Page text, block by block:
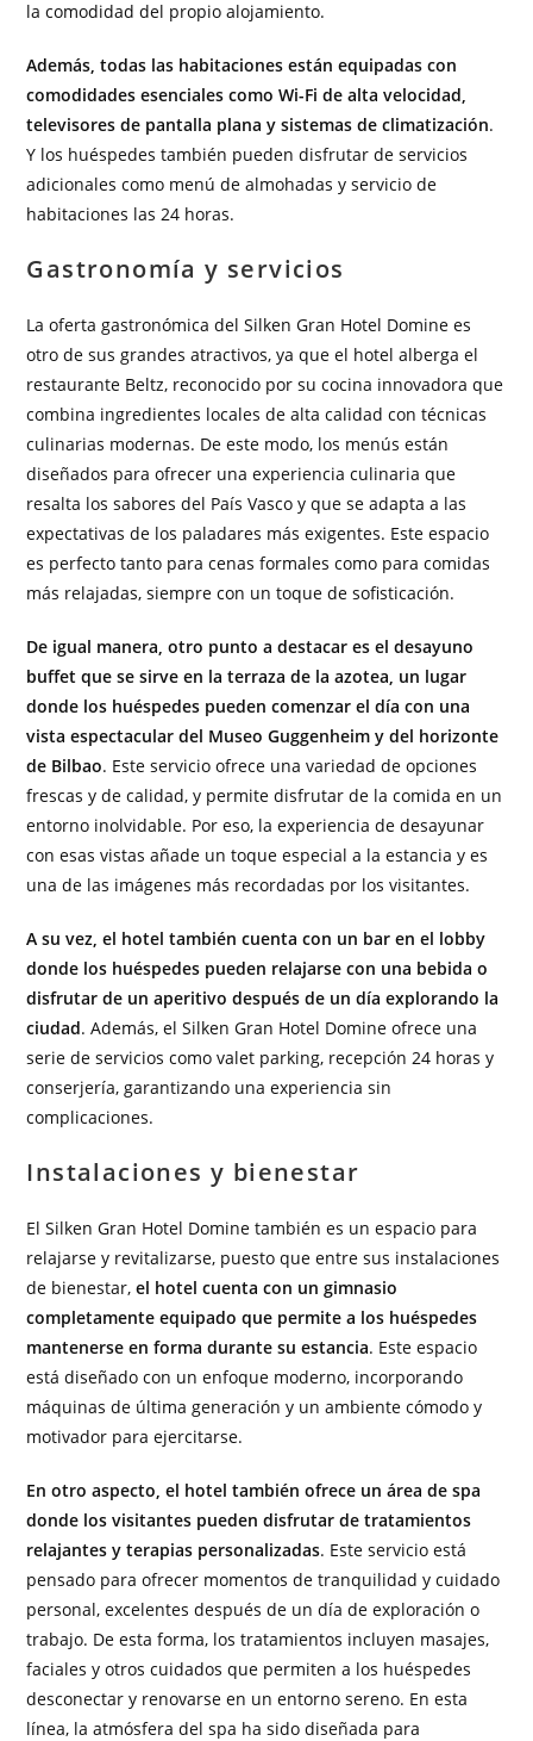
la comodidad del propio alojamiento.
Además, todas las habitaciones están equipadas con
comodidades esenciales como Wi-Fi de alta velocidad,
televisores de pantalla plana y sistemas de climatización.
Y los huéspedes también pueden disfrutar de servicios
adicionales como menú de almohadas y servicio de
habitaciones las 24 horas.
Gastronomía y servicios
La oferta gastronómica del Silken Gran Hotel Domine es
otro de sus grandes atractivos, ya que el hotel alberga el
restaurante Beltz, reconocido por su cocina innovadora que
combina ingredientes locales de alta calidad con técnicas
culinarias modernas. De este modo, los menús están
diseñados para ofrecer una experiencia culinaria que
resalta los sabores del País Vasco y que se adapta a las
expectativas de los paladares más exigentes. Este espacio
es perfecto tanto para cenas formales como para comidas
más relajadas, siempre con un toque de sofisticación.
De igual manera, otro punto a destacar es el desayuno
buffet que se sirve en la terraza de la azotea, un lugar
donde los huéspedes pueden comenzar el día con una
vista espectacular del Museo Guggenheim y del horizonte
de Bilbao. Este servicio ofrece una variedad de opciones
frescas y de calidad, y permite disfrutar de la comida en un
entorno inolvidable. Por eso, la experiencia de desayunar
con esas vistas añade un toque especial a la estancia y es
una de las imágenes más recordadas por los visitantes.
A su vez, el hotel también cuenta con un bar en el lobby
donde los huéspedes pueden relajarse con una bebida o
disfrutar de un aperitivo después de un día explorando la
ciudad. Además, el Silken Gran Hotel Domine ofrece una
serie de servicios como valet parking, recepción 24 horas y
conserjería, garantizando una experiencia sin
complicaciones.
Instalaciones y bienestar
El Silken Gran Hotel Domine también es un espacio para
relajarse y revitalizarse, puesto que entre sus instalaciones
de bienestar,el hotel cuenta con un gimnasio
completamente equipado que permite a los huéspedes
mantenerse en forma durante su estancia. Este espacio
está diseñado con un enfoque moderno, incorporando
máquinas de última generación y un ambiente cómodo y
motivador para ejercitarse.
En otro aspecto, el hotel también ofrece un área de spa
donde los visitantes pueden disfrutar de tratamientos
relajantes y terapias personalizadas. Este servicio está
pensado para ofrecer momentos de tranquilidad y cuidado
personal, excelentes después de un día de exploración o
trabajo. De esta forma, los tratamientos incluyen masajes,
faciales y otros cuidados que permiten a los huéspedes
desconectar y renovarse en un entorno sereno. En esta
línea, la atmósfera del spa ha sido diseñada para